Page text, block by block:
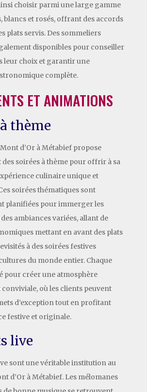
choisir parmi une large gamme
blancs et rosés, offrant des accords
plats servis. Des sommeliers
disponibles pour conseiller
leur choix et garantir une
complète.
ET ANIMATIONS
thème
d’Or à Métabief propose
soirées à thème pour offrir à sa
culinaire unique et
soirées thématiques sont
planifiées pour immerger les
ambiances variées, allant de
mettant en avant des plats
à des soirées festives
du monde entier. Chaque
pour créer une atmosphère
conviviale, où les clients peuvent
d’exception tout en profitant
festive et originale.
live
sont une véritable institution au
d’Or à Métabief. Les mélomanes